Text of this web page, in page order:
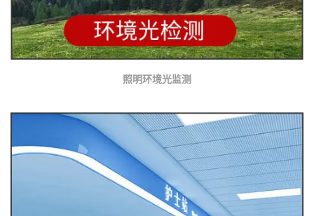
照明环境光监测